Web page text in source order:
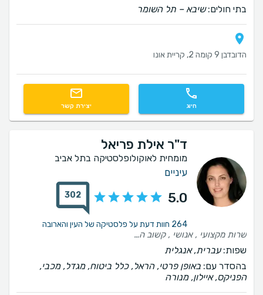
בתי חולים:שיבא – תל השומר
הדובדבן 9 קומה 2, קריית אונו
חיוג יצירת קשר
ד"ר אילת פריאל
מומחית לאוקולופלסטיקה בתל אביב
עיניים
5.0
302
264 חוות דעת על פלסטיקה של העין והארובה
שרות מקצועי , אנושי , קשוב התוצאה מדהימה
שפות:עברית, אנגלית
בהסדר עם: באופן פרטי, הראל, כלל ביטוח, מגדל, מכבי,
הפניקס, איילון, מנורה